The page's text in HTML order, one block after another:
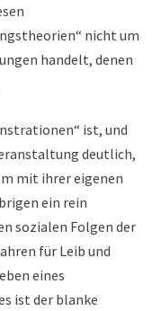
nicht um
handelt, denen
ist, und
deutlich,
mit ihrer eigenen
ein rein
sozialen Folgen der
für Leib und
eines
ist der blanke